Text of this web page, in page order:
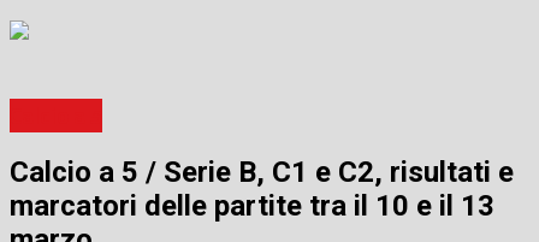
Calcio a 5 / Serie B, C1 e C2, risultati e
marcatori delle partite tra il 10 e il 13